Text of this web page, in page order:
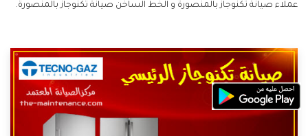
عملاء صيانة تكنوجاز بالمنصورة و الخط الساخن صيانة تكنوجاز بالمنصورة.